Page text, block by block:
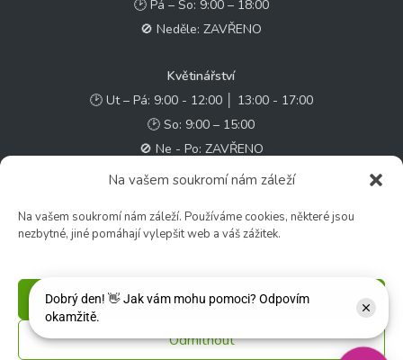
Na vašem soukromí nám záleží
Na vašem soukromí nám záleží. Používáme cookies, některé jsou
nezbytné, jiné pomáhají vylepšit web a váš zážitek.
Příjmout
Odmítnout
🕑 Pá – So: 9:00 – 18:00
🚫 Neděle: ZAVŘENO
Květinářství
🕑 Ut – Pá: 9:00 - 12:00 │ 13:00 - 17:00
🕑 So: 9:00 – 15:00
🚫 Ne - Po: ZAVŘENO
✉️ e-shop@zcstrakovo.cz